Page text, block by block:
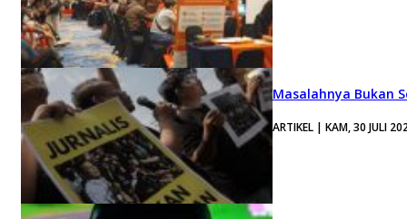
Masalahnya Bukan
ARTIKEL | KAM, 30 JULI